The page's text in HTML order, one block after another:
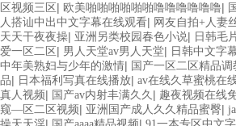
区视频三区 | 欧美啪啪啪啪啪啪噜噜噜噜噜噜|
人搭讪中出中文字幕在线观看| 网友自拍+人妻
天天干夜夜操| 亚洲另类校园春色小说| 日韩毛
爱一区二区 | 男人天堂av男人天堂| 日韩中文字
中年美熟妇与少年的激情| 国产一区二区精品调
品| 日本福利写真在线播放| av在线久草蜜桃在
真人视频| 国产av内射丰满久久 | 趣夜视频在线
窥—区二区视频| 亚洲国产成人久久精品蜜臀|